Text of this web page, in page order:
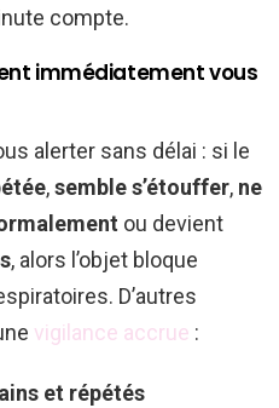
compte.
immédiatement vous
alerter sans délai : si le
,semble s’étouffer, ne
ou devient
, alors l’objet bloque
D’autres
vigilance accrue :
et répétés